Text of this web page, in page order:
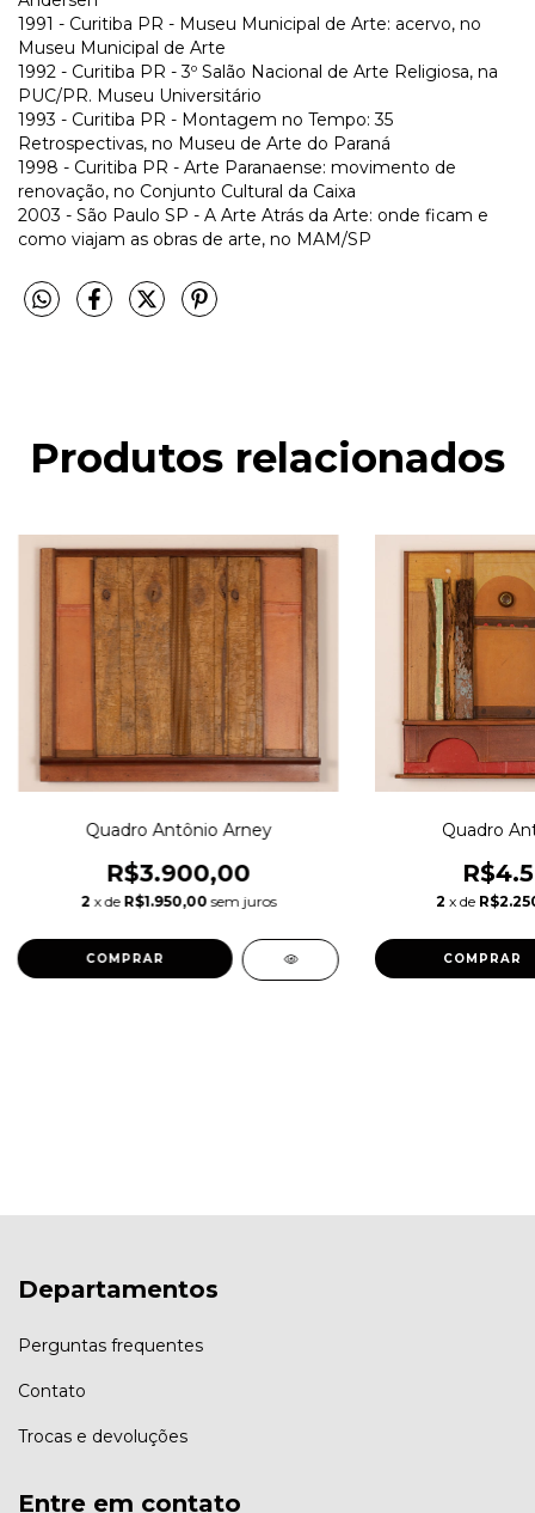
1991 - Curitiba PR - Museu Municipal de Arte: acervo, no
Museu Municipal de Arte
1992 - Curitiba PR - 3º Salão Nacional de Arte Religiosa, na
PUC/PR. Museu Universitário
1993 - Curitiba PR - Montagem no Tempo: 35
Retrospectivas, no Museu de Arte do Paraná
1998 - Curitiba PR - Arte Paranaense: movimento de
renovação, no Conjunto Cultural da Caixa
2003 - São Paulo SP - A Arte Atrás da Arte: onde ficam e
como viajam as obras de arte, no MAM/SP
Produtos relacionados
Quadro Antônio Arney
R$3.900,00
2 x de R$1.950,00 sem juros
Quadro
2 x de
Departamentos
Perguntas frequentes
Contato
Trocas e devoluções
Entre em contato